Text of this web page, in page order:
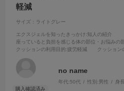
軽減
サイズ：ライトグレー
エクスジェルを知ったきっかけ :知人の紹介
座っていると負担を感じる体の部位・お悩みの
クッションの利用目的:疲労軽減 クッション
no name
年代:50代 性別:男性 身